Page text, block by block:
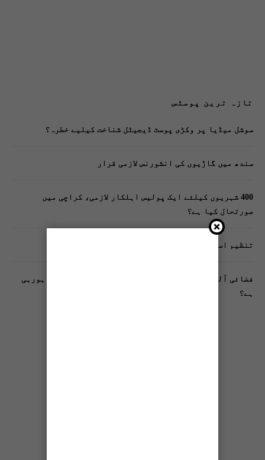
تازہ ترین پوسٹس
سوشل میڈیا پر وکڑی پوسٹ ڈیجیٹل شناخت کیلیے خطرہ؟
سندھ میں گاڑیوں کی انشورنس لازمی قرار
400 شہریوں کیلئے ایک پولیس اہلکار لازمی، کراچی میں
صورتحال کیا ہے؟
تنظیم اسلامی کے زیرِ اہتمام ملک گیر آگاہی مہم!
فضائی آلودگی انسانی دماغ کیلیے کیسے خطرناک ثابت ہورہی
ہے؟